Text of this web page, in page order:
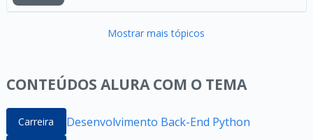
Mostrar mais tópicos
CONTEÚDOS ALURA COM O TEMA
Carreira Desenvolvimento Back-End Python